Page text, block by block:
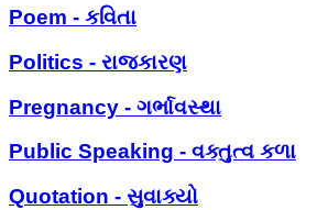
Poem - કવિતા
Politics - રાજકારણ
Pregnancy - ગર્ભાવસ્થા
Public Speaking - વક્તુત્વ કળા
Quotation - સુવાક્યો